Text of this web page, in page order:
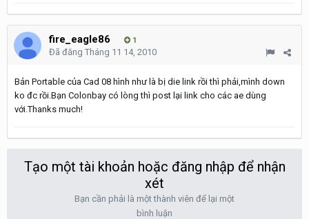
fire_eagle86 1
Đã đăng Tháng 11 14, 2010
Bản Portable của Cad 08 hình như là bị die link rồi thì phải,mình down
ko đc rồi.Bạn Colonbay có lòng thì post lại link cho các ae dùng
với.Thanks much!
Tạo một tài khoản hoặc đăng nhập để nhận
xét
Bạn cần phải là một thành viên để lại một
bình luận